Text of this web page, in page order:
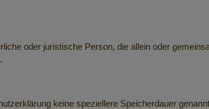
oder juristische Person, die allein oder
keine speziellere Speicherdauer